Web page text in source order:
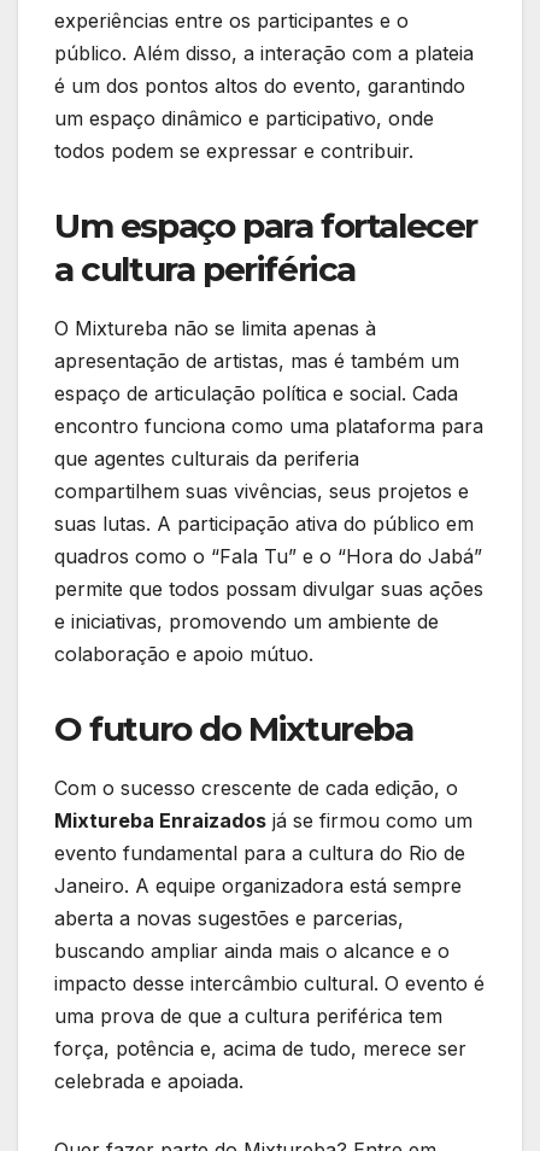
experiências entre os participantes e o
público. Além disso, a interação com a plateia
é um dos pontos altos do evento, garantindo
um espaço dinâmico e participativo, onde
todos podem se expressar e contribuir.
Um espaço para fortalecer
a cultura periférica
O Mixtureba não se limita apenas à
apresentação de artistas, mas é também um
espaço de articulação política e social. Cada
encontro funciona como uma plataforma para
que agentes culturais da periferia
compartilhem suas vivências, seus projetos e
suas lutas. A participação ativa do público em
quadros como o “Fala Tu” e o “Hora do Jabá”
permite que todos possam divulgar suas ações
e iniciativas, promovendo um ambiente de
colaboração e apoio mútuo.
O futuro do Mixtureba
Com o sucesso crescente de cada edição, o
Mixtureba Enraizados já se firmou como um
evento fundamental para a cultura do Rio de
Janeiro. A equipe organizadora está sempre
aberta a novas sugestões e parcerias,
buscando ampliar ainda mais o alcance e o
impacto desse intercâmbio cultural. O evento é
uma prova de que a cultura periférica tem
força, potência e, acima de tudo, merece ser
celebrada e apoiada.